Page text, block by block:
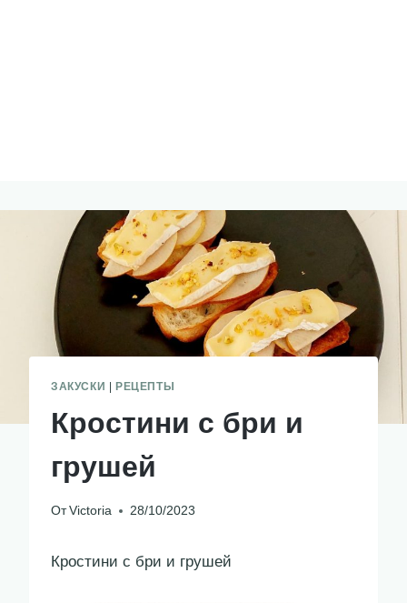
ЗАКУСКИ РЕЦЕПТЫ
Кростини с бри и
грушей
От Victoria 28/10/2023
Кростини с бри и грушей